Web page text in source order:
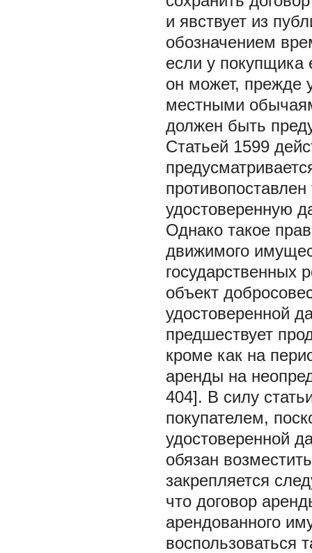
и явствует из
обозначением
если у покупщика
он может, прежде
местными
должен быть
Статьей 1599
удостоверенную
Однако такое
движимого
государственных
объект
удостоверенной
предшествует
кроме как на
аренды на
404]. В силу
покупателем,
удостоверенной
обязан
закрепляется
что договор
арендованного
воспользоваться